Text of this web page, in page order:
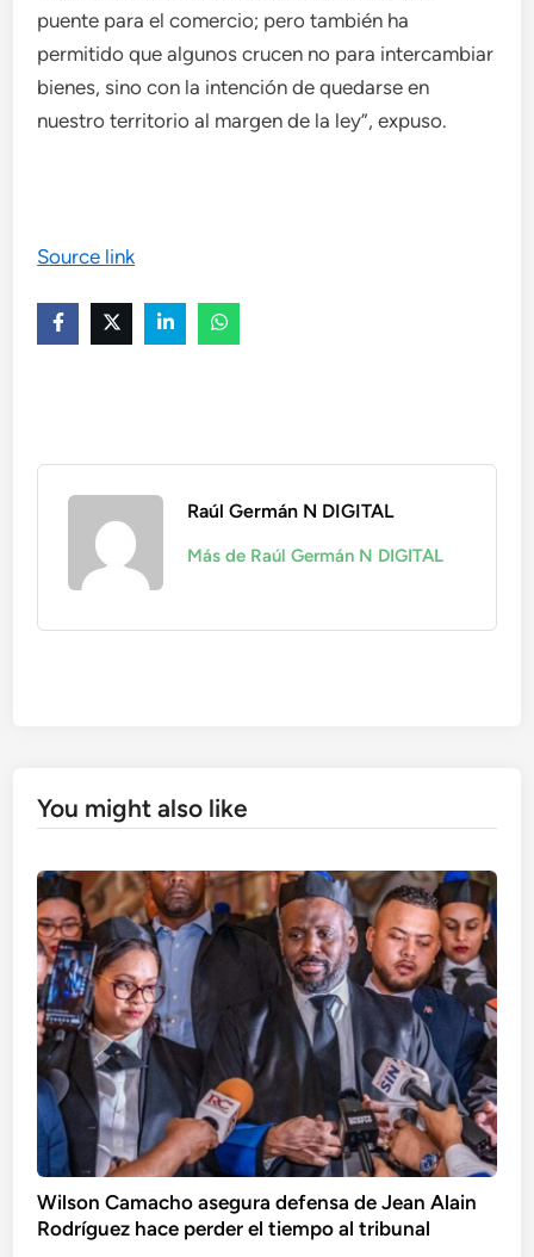
puente para el comercio; pero también ha
permitido que algunos crucen no para intercambiar
bienes, sino con la intención de quedarse en
nuestro territorio al margen de la ley”, expuso.
Source link
Raúl Germán N DIGITAL
Más de Raúl Germán N DIGITAL
You might also like
Wilson Camacho asegura defensa de Jean Alain
Rodríguez hace perder el tiempo al tribunal